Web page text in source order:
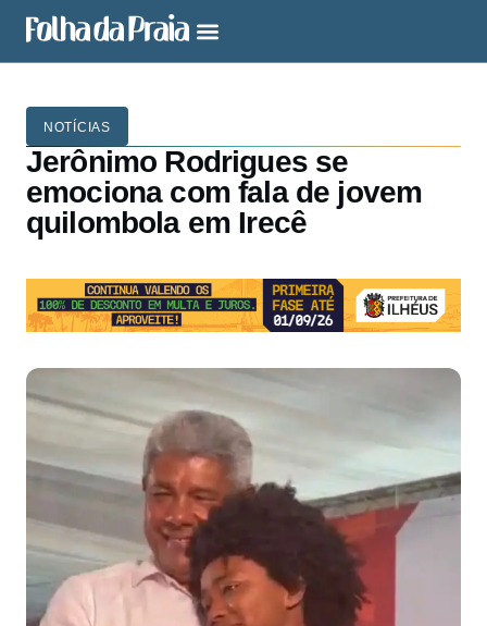
NOTÍCIAS
Jerônimo Rodrigues se
emociona com fala de jovem
quilombola em Irecê